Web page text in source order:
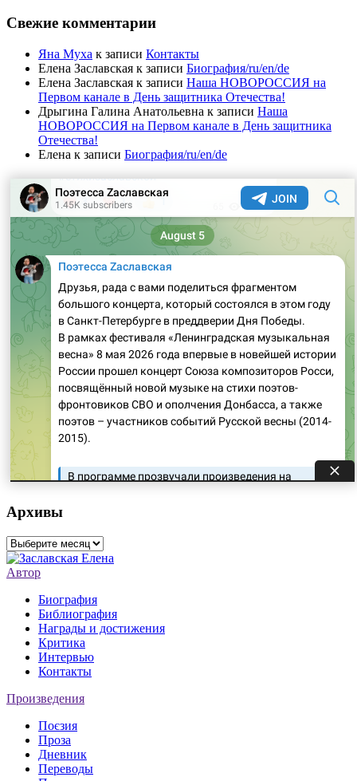
Свежие комментарии
Яна Муха к записи Контакты
Елена Заславская к записи Биография/ru/en/de
Елена Заславская к записи Наша НОВОРОССИЯ на
Первом канале в День защитника Отечества!
Дрыгина Галина Анатольевна к записи Наша
НОВОРОССИЯ на Первом канале в День защитника
Отечества!
Елена к записи Биография/ru/en/de
Архивы
Архивы
Автор
Биография
Библиография
Награды и достижения
Критика
Интервью
Контакты
Произведения
Поєзия
Проза
Дневник
Переводы